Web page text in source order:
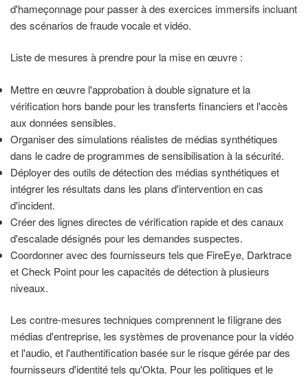
d'hameçonnage pour passer à des exercices immersifs incluant
des scénarios de fraude vocale et vidéo.
Liste de mesures à prendre pour la mise en œuvre :
Mettre en œuvre l'approbation à double signature et la
vérification hors bande pour les transferts financiers et l'accès
aux données sensibles.
Organiser des simulations réalistes de médias synthétiques
dans le cadre de programmes de sensibilisation à la sécurité.
Déployer des outils de détection des médias synthétiques et
intégrer les résultats dans les plans d'intervention en cas
d'incident.
Créer des lignes directes de vérification rapide et des canaux
d'escalade désignés pour les demandes suspectes.
Coordonner avec des fournisseurs tels que FireEye, Darktrace
et Check Point pour les capacités de détection à plusieurs
niveaux.
Les contre-mesures techniques comprennent le filigrane des
médias d'entreprise, les systèmes de provenance pour la vidéo
et l'audio, et l'authentification basée sur le risque gérée par des
fournisseurs d'identité tels qu'Okta. Pour les politiques et le